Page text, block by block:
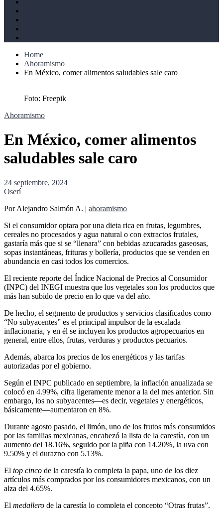
Home
Ahoramismo
En México, comer alimentos saludables sale caro
Foto: Freepik
Ahoramismo
En México, comer alimentos
saludables sale caro
24 septiembre, 2024
Oserí
Por Alejandro Salmón A. | ahoramismo
Si el consumidor optara por una dieta rica en frutas, legumbres,
cereales no procesados y agua natural o con extractos frutales,
gastaría más que si se “llenara” con bebidas azucaradas gaseosas,
sopas instantáneas, frituras y bollería, productos que se venden en
abundancia en casi todos los comercios.
El reciente reporte del Índice Nacional de Precios al Consumidor
(INPC) del INEGI muestra que los vegetales son los productos que
más han subido de precio en lo que va del año.
De hecho, el segmento de productos y servicios clasificados como
“No subyacentes” es el principal impulsor de la escalada
inflacionaria, y en él se incluyen los productos agropecuarios en
general, entre ellos, frutas, verduras y productos pecuarios.
Además, abarca los precios de los energéticos y las tarifas
autorizadas por el gobierno.
Según el INPC publicado en septiembre, la inflación anualizada se
colocó en 4.99%, cifra ligeramente menor a la del mes anterior. Sin
embargo, los no subyacentes—es decir, vegetales y energéticos,
básicamente—aumentaron en 8%.
Durante agosto pasado, el limón, uno de los frutos más consumidos
por las familias mexicanas, encabezó la lista de la carestía, con un
aumento del 18.16%, seguido por la piña con 14.20%, la uva con
9.50% y el durazno con 5.13%.
El top cinco de la carestía lo completa la papa, uno de los diez
artículos más comprados por los consumidores mexicanos, con un
alza del 4.65%.
El medallero de la carestía lo completa el concepto “Otras frutas”,